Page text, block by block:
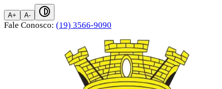
A+ A-
Fale Conosco: (19) 3566-9090